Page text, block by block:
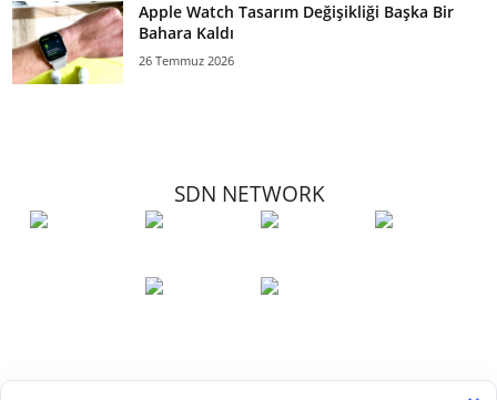
Apple Watch Tasarım Değişikliği Başka Bir
Bahara Kaldı
26 Temmuz 2026
SDN NETWORK